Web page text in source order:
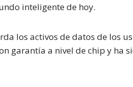
inteligente de hoy.
los activos de datos de los
garantía a nivel de chip y ha